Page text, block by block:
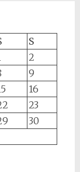
S
2
9
16
23
30